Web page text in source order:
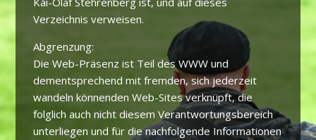
Verzeichnis verweisen.
Abgrenzung:
Die Web-Präsenz ist Teil des WWW und
dementsprechend mit fremden, sich jederzeit
wandeln könnenden Web-Sites verknüpft, die
folglich auch nicht diesem Verantwortungsbereich
unterliegen und für die nachfolgende Informationen